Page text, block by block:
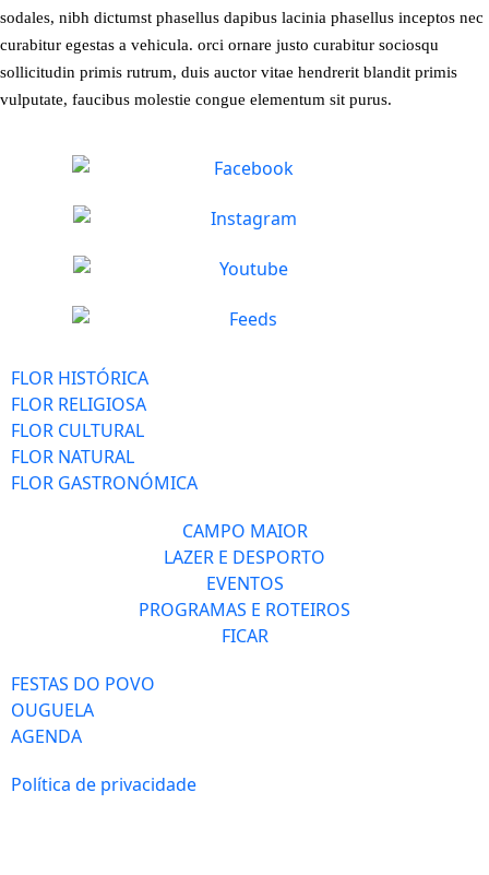
sodales, nibh dictumst phasellus dapibus lacinia phasellus inceptos nec
curabitur egestas a vehicula. orci ornare justo curabitur sociosqu
sollicitudin primis rutrum, duis auctor vitae hendrerit blandit primis
vulputate, faucibus molestie congue elementum sit purus.
FLOR HISTÓRICA
FLOR RELIGIOSA
FLOR CULTURAL
FLOR NATURAL
FLOR GASTRONÓMICA
CAMPO MAIOR
LAZER E DESPORTO
EVENTOS
PROGRAMAS E ROTEIROS
FICAR
FESTAS DO POVO
OUGUELA
AGENDA
Política de privacidade